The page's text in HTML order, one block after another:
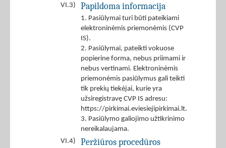
VI.3)
Papildoma informacija
1. Pasiūlymai turi būti pateikiami
elektroninėmis priemonėmis (CVP
IS).
2. Pasiūlymai, pateikti vokuose
popierine forma, nebus priimami ir
nebus vertinami. Elektroninėmis
priemonėmis pasiūlymus gali teikti
tik prekių tiekėjai, kurie yra
užsiregistravę CVP IS adresu:
https://pirkimai.eviesiejipirkimai.lt.
3. Pasiūlymo galiojimo užtikrinimo
nereikalaujama.
VI.4)
Peržiūros procedūros